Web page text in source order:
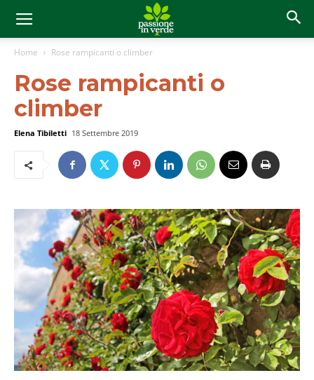
Home Rose rampicanti o climber
Rose rampicanti o
climber
Elena Tibiletti 18 Settembre 2019